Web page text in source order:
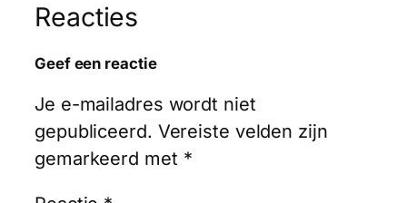
Reacties
Geef een reactie
Je e-mailadres wordt niet
gepubliceerd. Vereiste velden zijn
gemarkeerd met *